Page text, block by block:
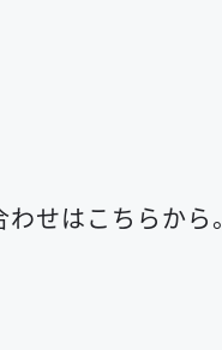
せはこちらから。